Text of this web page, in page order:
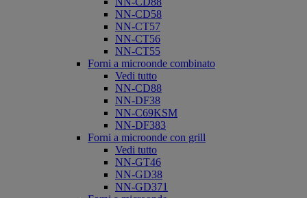
NN-CD58
NN-CT57
NN-CT56
NN-CT55
Forni a microonde combinato
Vedi tutto
NN-CD88
NN-DF38
NN-C69KSM
NN-DF383
Forni a microonde con grill
Vedi tutto
NN-GT46
NN-GD38
NN-GD371